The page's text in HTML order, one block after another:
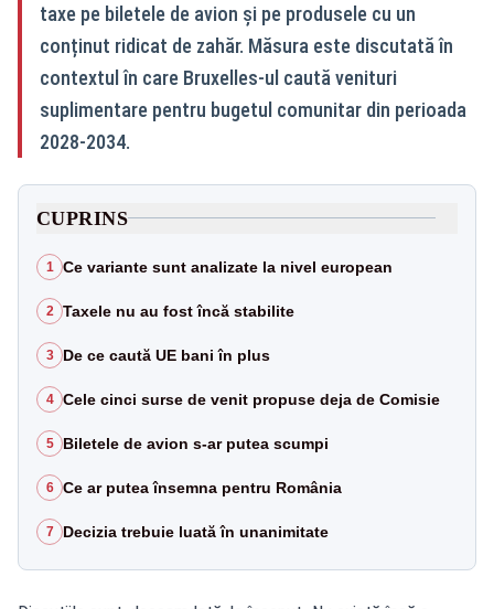
taxe pe biletele de avion și pe produsele cu un
conținut ridicat de zahăr. Măsura este discutată în
contextul în care Bruxelles-ul caută venituri
suplimentare pentru bugetul comunitar din perioada
2028-2034.
CUPRINS
1 Ce variante sunt analizate la nivel european
2 Taxele nu au fost încă stabilite
3 De ce caută UE bani în plus
4 Cele cinci surse de venit propuse deja de Comisie
5 Biletele de avion s-ar putea scumpi
6 Ce ar putea însemna pentru România
7 Decizia trebuie luată în unanimitate